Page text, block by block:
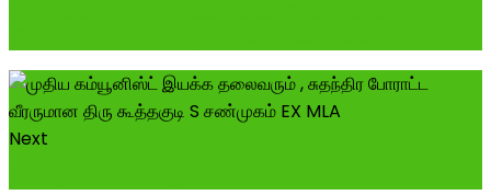
Next